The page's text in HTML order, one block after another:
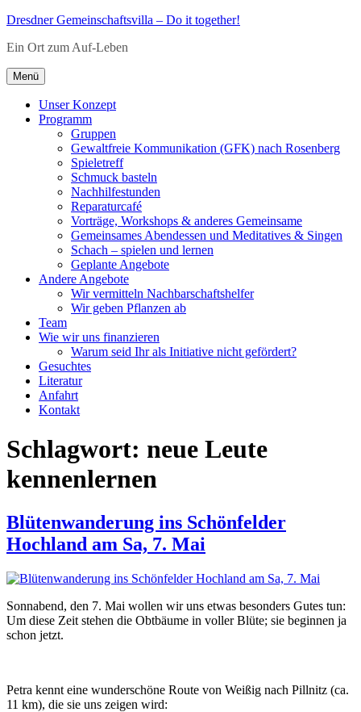
Zum
springen
Dresdner Gemeinschaftsvilla – Do it together!
Ein Ort zum Auf-Leben
Menü
Unser Konzept
Programm
Gruppen
Gewaltfreie Kommunikation (GFK) nach Rosenberg
Spieletreff
Schmuck basteln
Nachhilfestunden
Reparaturcafé
Vorträge, Workshops & anderes Gemeinsame
Gemeinsames Abendessen und Meditatives & Singen
Schach – spielen und lernen
Geplante Angebote
Andere Angebote
Wir vermitteln Nachbarschaftshelfer
Wir geben Pflanzen ab
Team
Wie wir uns finanzieren
Warum seid Ihr als Initiative nicht gefördert?
Gesuchtes
Literatur
Anfahrt
Kontakt
Schlagwort: neue Leute
kennenlernen
Blütenwanderung ins Schönfelder
Hochland am Sa, 7. Mai
Sonnabend, den 7. Mai wollen wir uns etwas besonders Gutes tun:
Um diese Zeit stehen die Obtbäume in voller Blüte; sie beginnen ja
schon jetzt.
Petra kennt eine wunderschöne Route von Weißig nach Pillnitz (ca.
11 km), die sie uns zeigen wird: